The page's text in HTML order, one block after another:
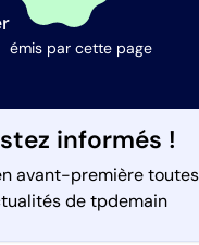
émis par cette page
informés !
avant-première
de tpdemain